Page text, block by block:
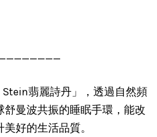
翡麗詩丹」，透過自然頻
曼波共振的睡眠手環，能改
好的生活品質。